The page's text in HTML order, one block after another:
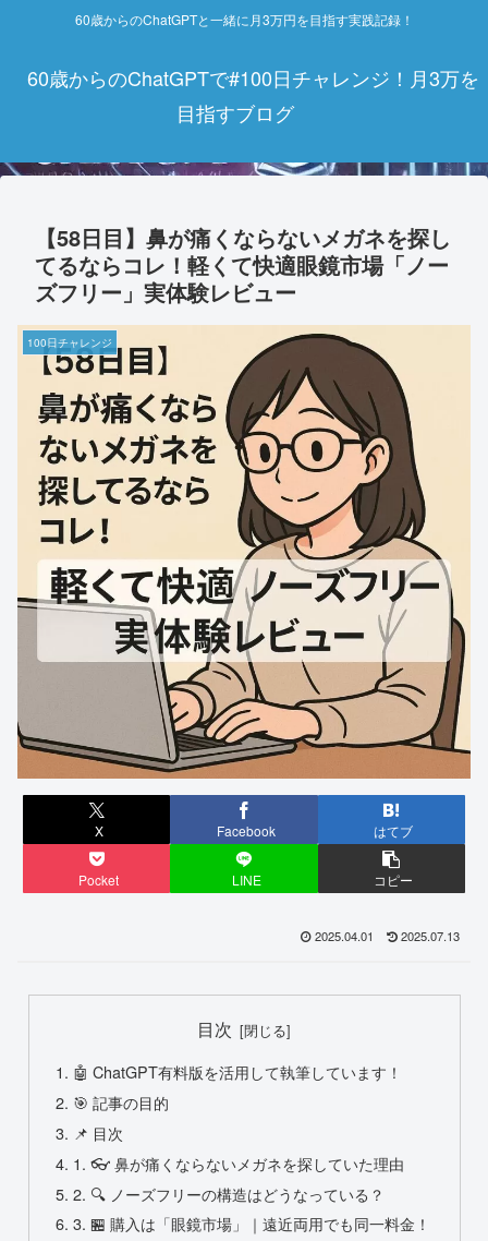
60歳からのChatGPTと一緒に月3万円を目指す実践記録！
60歳からのChatGPTで#100日チャレンジ！月3万を
目指すブログ
【58日目】鼻が痛くならないメガネを探し
てるならコレ！軽くて快適眼鏡市場「ノー
ズフリー」実体験レビュー
100日チャレンジ
X Facebook はてブ
Pocket LINE コピー
2025.04.01 2025.07.13
目次
🤖 ChatGPT有料版を活用して執筆しています！
🎯 記事の目的
📌 目次
1. 👓 鼻が痛くならないメガネを探していた理由
2. 🔍 ノーズフリーの構造はどうなっている？
3. 🏪 購入は「眼鏡市場」｜遠近両用でも同一料金！